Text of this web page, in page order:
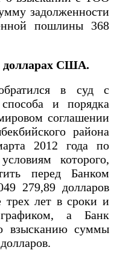
задолженности
пошлины 368
долларах США.
в суд с
и порядка
соглашении
района
2012 года по
которого,
перед Банком
279,89 долларов
лет в сроки и
графиком, а Банк
взысканию суммы